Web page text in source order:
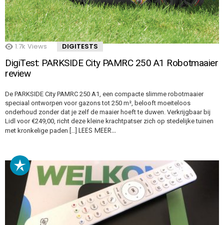
1.7k Views DIGITESTS
DigiTest: PARKSIDE City PAMRC 250 A1 Robotmaaier
review
De PARKSIDE City PAMRC 250 A1, een compacte slimme robotmaaier
speciaal ontworpen voor gazons tot 250 m², belooft moeiteloos
onderhoud zonder dat je zelf de maaier hoeft te duwen. Verkrijgbaar bij
Lidl voor €249,00, richt deze kleine krachtpatser zich op stedelijke tuinen
met kronkelige paden […] LEES MEER…